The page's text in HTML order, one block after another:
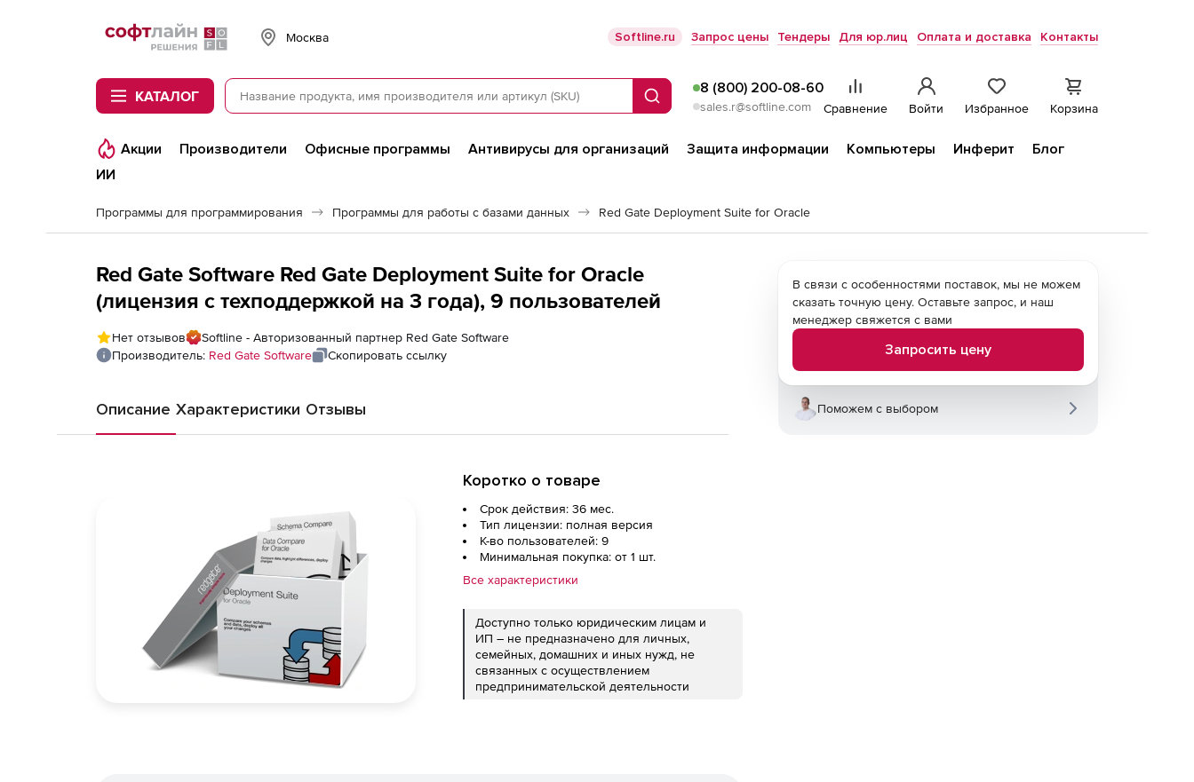
Softline
Москва Softline.ru Запрос цены Тендеры Для юр.лиц Оплата и доставка Контакты
КАТАЛОГ Поиск
8 (800) 200-08-60
sales.r@softline.com Сравнение Войти Избранное Корзина
Акции Производители Офисные программы Антивирусы для организаций Защита информации Компьютеры Инферит
Блог
ИИ
Программы для программирования Программы для работы с базами данных Red Gate Deployment Suite for Oracle
Red Gate Software Red Gate Deployment Suite for Oracle
(лицензия с техподдержкой на 3 года), 9 пользователей
Нет отзывов
Softline - Авторизованный партнер Red Gate Software
Производитель: Red Gate Software Скопировать ссылку
Описание Характеристики Отзывы
Коротко о товаре
Срок действия: 36 мес.
Тип лицензии: полная версия
К-во пользователей: 9
Минимальная покупка: от 1 шт.
Все характеристики
Доступно только юридическим лицам и
ИП – не предназначено для личных,
семейных, домашних и иных нужд, не
связанных с осуществлением
предпринимательской деятельности
В связи с особенностями поставок, мы не можем
сказать точную цену. Оставьте запрос, и наш
менеджер свяжется с вами
Запросить цену
Поможем с выбором